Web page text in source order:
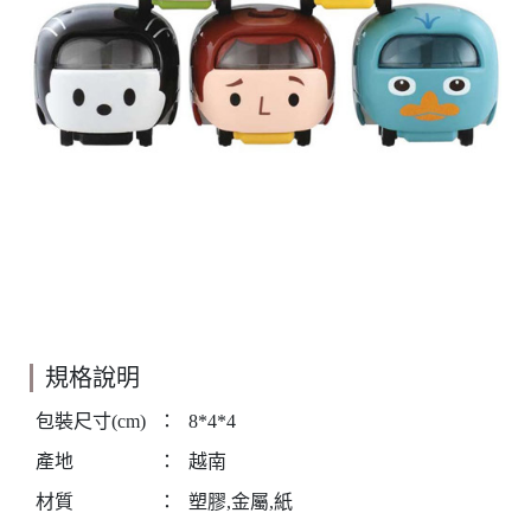
規格說明
包裝尺寸(cm) ：
8*4*4
產地
：
越南
材質
：
塑膠,金屬,紙